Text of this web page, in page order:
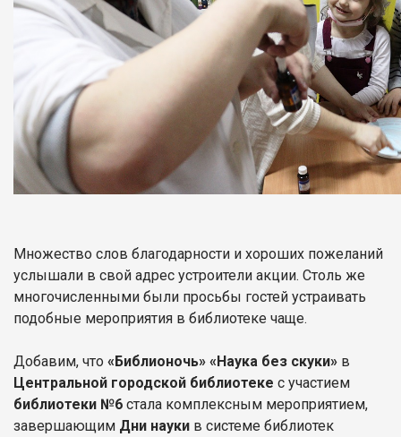
Множество слов благодарности и хороших пожеланий
услышали в свой адрес устроители акции. Столь же
многочисленными были просьбы гостей устраивать
подобные мероприятия в библиотеке чаще.
Добавим, что «Библионочь» «Наука без скуки» в
Центральной городской библиотеке с участием
библиотеки №6 стала комплексным мероприятием,
завершающим Дни науки в системе библиотек